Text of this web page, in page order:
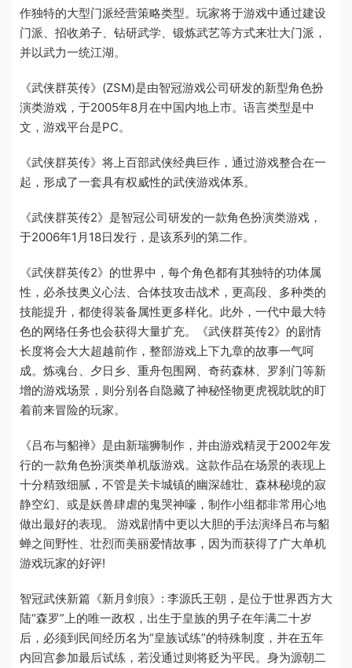
作独特的大型门派经营策略类型。玩家将于游戏中通过建设
门派、招收弟子、钻研武学、锻炼武艺等方式来壮大门派，
并以武力一统江湖。
《武侠群英传》(ZSM)是由智冠游戏公司研发的新型角色扮
演类游戏，于2005年8月在中国内地上市。语言类型是中
文，游戏平台是PC。
《武侠群英传》将上百部武侠经典巨作，通过游戏整合在一
起，形成了一套具有权威性的武侠游戏体系。
《武侠群英传2》是智冠公司研发的一款角色扮演类游戏，
于2006年1月18日发行，是该系列的第二作。
《武侠群英传2》的世界中，每个角色都有其独特的功体属
性，必杀技奥义心法、合体技攻击战术，更高段、多种类的
技能提升，都使得装备属性更多样化。此外，一代中最大特
色的网络任务也会获得大量扩充。《武侠群英传2》的剧情
长度将会大大超越前作，整部游戏上下九章的故事一气呵
成。炼魂台、夕日乡、重舟包围网、奇药森林、罗刹门等新
增的游戏场景，则分别各自隐藏了神秘怪物更虎视眈眈的盯
着前来冒险的玩家。
《吕布与貂禅》是由新瑞狮制作，并由游戏精灵于2002年发
行的一款角色扮演类单机版游戏。这款作品在场景的表现上
十分精致细腻，不管是关卡城镇的幽深雄壮、森林秘境的寂
静空幻、或是妖兽肆虐的鬼哭神嚎，制作小组都非常用心地
做出最好的表现。 游戏剧情中更以大胆的手法演绎吕布与貂
蝉之间野性、壮烈而美丽爱情故事，因为而获得了广大单机
游戏玩家的好评!
智冠武侠新篇《新月剑痕》: 李源氏王朝，是位于世界西方大
陆“森罗”上的唯一政权，出生于皇族的男子在年满二十岁
后，必须到民间经历名为“皇族试练”的特殊制度，并在五年
内回宫参加最后试练，若没通过则将贬为平民。身为源朝二